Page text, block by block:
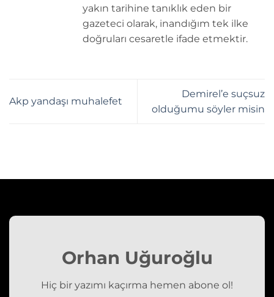
yakın tarihine tanıklık eden bir
gazeteci olarak, inandığım tek ilke
doğruları cesaretle ifade etmektir.
Akp yandaşı muhalefet
Demirel’e suçsuz
olduğumu söyler misin
Orhan Uğuroğlu
Hiç bir yazımı kaçırma hemen abone ol!